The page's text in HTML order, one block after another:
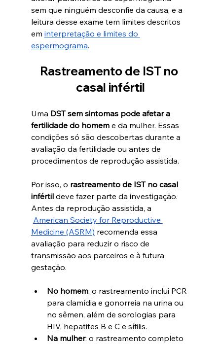
sem que ninguém desconfie da causa, e a
leitura desse exame tem limites descritos
em interpretação e limites do
espermograma.
Rastreamento de IST no
casal infértil
Uma DST sem sintomas pode afetar a
fertilidade do homem e da mulher. Essas
condições só são descobertas durante a
avaliação da fertilidade ou antes de
procedimentos de reprodução assistida.
Por isso, o rastreamento de IST no casal
infértil deve fazer parte da investigação.
Antes da reprodução assistida, a
American Society for Reproductive
Medicine (ASRM) recomenda essa
avaliação para reduzir o risco de
transmissão aos parceiros e à futura
gestação.
No homem: o rastreamento inclui PCR
para clamídia e gonorreia na urina ou
no sêmen, além de sorologias para
HIV, hepatites B e C e sífilis.
Na mulher: o rastreamento completo